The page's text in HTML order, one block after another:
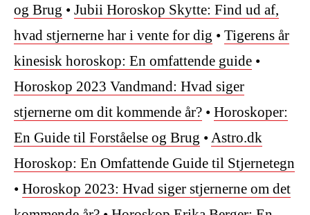
og Brug • Jubii Horoskop Skytte: Find ud af,
hvad stjernerne har i vente for dig • Tigerens år
kinesisk horoskop: En omfattende guide •
Horoskop 2023 Vandmand: Hvad siger
stjernerne om dit kommende år? • Horoskoper:
En Guide til Forståelse og Brug •Astro.dk
Horoskop: En Omfattende Guide til Stjernetegn
• Horoskop 2023: Hvad siger stjernerne om det